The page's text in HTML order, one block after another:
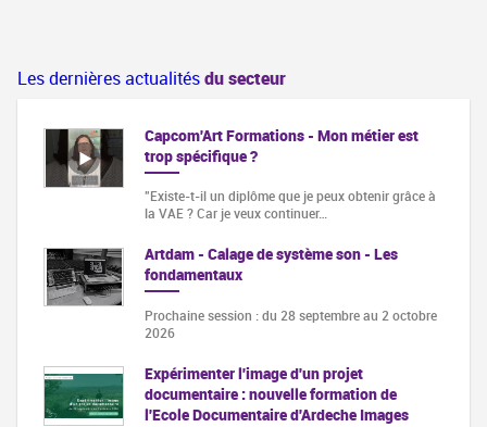
Les dernières actualitésdu secteur
Capcom'Art Formations - Mon métier est
trop spécifique ?
"Existe-t-il un diplôme que je peux obtenir grâce à
la VAE ? Car je veux continuer…
Artdam - Calage de système son - Les
fondamentaux
Prochaine session : du 28 septembre au 2 octobre
2026
Expérimenter l'image d'un projet
documentaire : nouvelle formation de
l'Ecole Documentaire d'Ardeche Images